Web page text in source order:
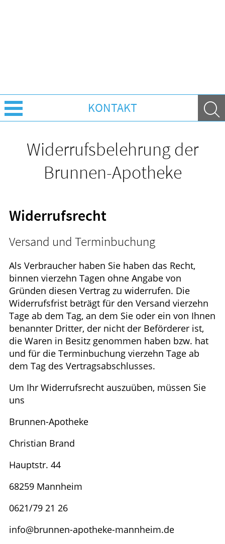
KONTAKT
Krankheiten & Therapie
HOMÖOPATHIE
WELLNESS
Widerrufsbelehrung der
Brunnen-Apotheke
Widerrufsrecht
Versand und Terminbuchung
Als Verbraucher haben Sie haben das Recht,
binnen vierzehn Tagen ohne Angabe von
Gründen diesen Vertrag zu widerrufen. Die
Widerrufsfrist beträgt für den Versand vierzehn
Tage ab dem Tag, an dem Sie oder ein von Ihnen
benannter Dritter, der nicht der Beförderer ist,
die Waren in Besitz genommen haben bzw. hat
und für die Terminbuchung vierzehn Tage ab
dem Tag des Vertragsabschlusses.
Um Ihr Widerrufsrecht auszuüben, müssen Sie
uns
Brunnen-Apotheke
Christian Brand
Hauptstr. 44
68259 Mannheim
0621/79 21 26
info@brunnen-apotheke-mannheim.de